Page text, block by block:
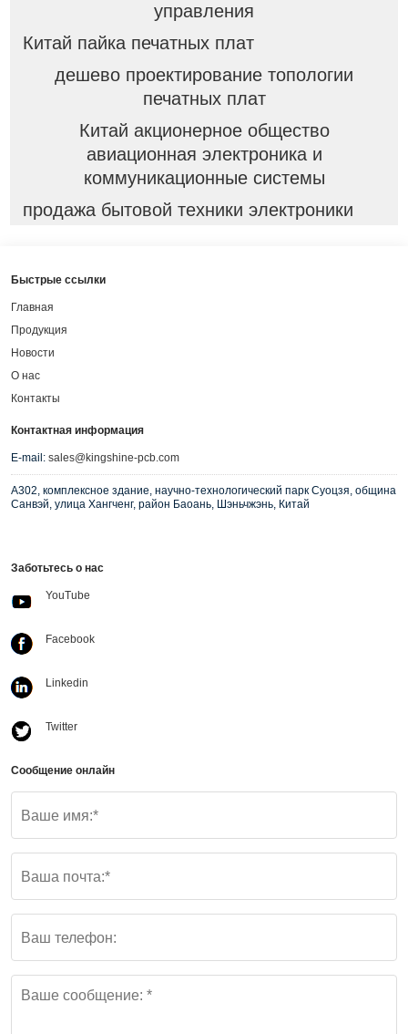
управления
Китай пайка печатных плат
дешево проектирование топологии
печатных плат
Китай акционерное общество
авиационная электроника и
коммуникационные системы
продажа бытовой техники электроники
Быстрые ссылки
Главная
Продукция
Новости
О нас
Контакты
Контактная информация
E-mail: sales@kingshine-pcb.com
A302, комплексное здание, научно-технологический парк Суоцзя, община
Санвэй, улица Хангченг, район Баоань, Шэньчжэнь, Китай
Заботьтесь о нас
YouTube
Facebook
Linkedin
Twitter
Сообщение онлайн